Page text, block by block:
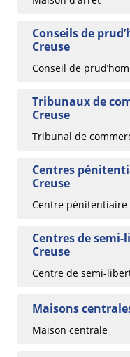
Conseils de
Creuse
Conseil de
Tribunaux de
Creuse
Tribunal de
Centres
Creuse
Centre pénitentiaire
Centres de semi-
Creuse
Centre de semi-
Maisons
Maison centrale